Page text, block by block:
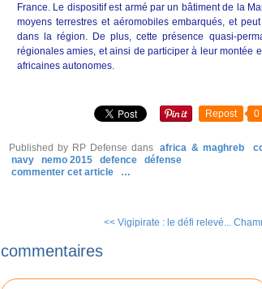
France. Le dispositif est armé par un bâtiment de la
moyens terrestres et aéromobiles embarqués, et
dans la région. De plus, cette présence quasi-
régionales amies, et ainsi de participer à leur montée
africaines autonomes.
Repost 0
Published by RP Defense dans africa & maghreb
navy
nemo 2015 defence
défense
commenter cet article
…
<< Vigipirate : le défi relevé...
commentaires